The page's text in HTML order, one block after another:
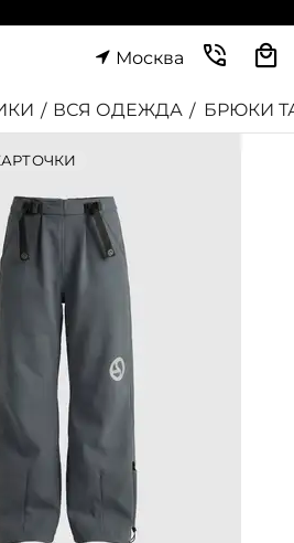
Москва
/ ВСЯ ОДЕЖДА / БРЮКИ